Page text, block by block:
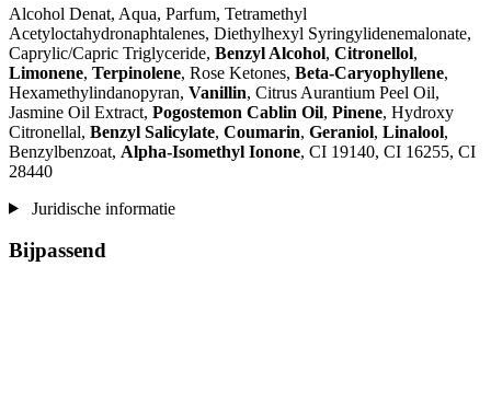
Alcohol Denat, Aqua, Parfum, Tetramethyl
Acetyloctahydronaphtalenes, Diethylhexyl Syringylidenemalonate,
Caprylic/Capric Triglyceride, Benzyl Alcohol, Citronellol,
Limonene, Terpinolene, Rose Ketones, Beta-Caryophyllene,
Hexamethylindanopyran, Vanillin, Citrus Aurantium Peel Oil,
Jasmine Oil Extract, Pogostemon Cablin Oil, Pinene, Hydroxy
Citronellal, Benzyl Salicylate, Coumarin, Geraniol, Linalool,
Benzylbenzoat, Alpha-Isomethyl Ionone, CI 19140, CI 16255, CI
28440
Juridische informatie
Bijpassend